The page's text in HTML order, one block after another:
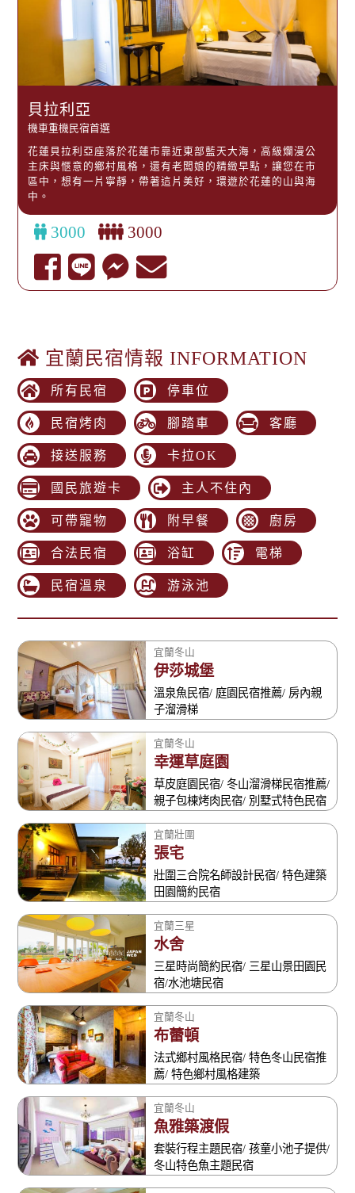
貝拉利亞
機車重機民宿首選
花蓮貝拉利亞座落於花蓮市靠近東部藍天大海，高級爛漫公
主床與愜意的鄉村風格，還有老闆娘的精緻早點，讓您在市
區中，想有一片寧靜，帶著這片美好，環遊於花蓮的山與海
中。
3000 3000
宜蘭民宿情報 INFORMATION
所有民宿 停車位
民宿烤肉 腳踏車 客廳
接送服務 卡拉OK
國民旅遊卡 主人不住內
可帶寵物 附早餐 廚房
合法民宿 浴缸 電梯
民宿溫泉 游泳池
宜蘭冬山
伊莎城堡
溫泉魚民宿/ 庭園民宿推薦/ 房內親
子溜滑梯
宜蘭冬山
幸運草庭園
草皮庭園民宿/ 冬山溜滑梯民宿推薦/
親子包棟烤肉民宿/ 別墅式特色民宿
宜蘭壯圍
張宅
壯圍三合院名師設計民宿/ 特色建築
田園簡約民宿
宜蘭三星
水舍
三星時尚簡約民宿/ 三星山景田園民
宿/水池塘民宿
宜蘭冬山
布蕾頓
法式鄉村風格民宿/ 特色冬山民宿推
薦/ 特色鄉村風格建築
宜蘭冬山
魚雅築渡假
套裝行程主題民宿/ 孩童小池子提供/
冬山特色魚主題民宿